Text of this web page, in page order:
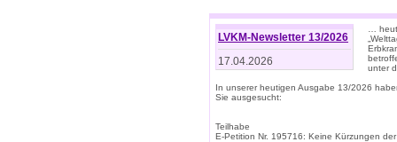
LVKM-Newsletter 13/2026
17.04.2026
…
unter
In unserer heutigen Ausgabe 13/2026
Sie ausgesucht:
Teilhabe
E-Petition Nr. 195716: Keine Kürzungen